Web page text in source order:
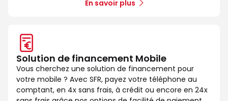
En savoir plus
Solution de financement Mobile
Vous cherchez une solution de financement pour
votre mobile ? Avec SFR, payez votre téléphone au
comptant, en 4x sans frais, à crédit ou encore en 24x